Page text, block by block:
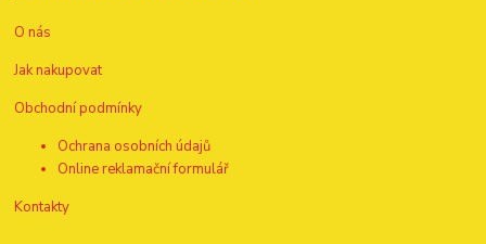
O nás
Jak nakupovat
Obchodní podmínky
Ochrana osobních údajů
Online reklamační formulář
Kontakty